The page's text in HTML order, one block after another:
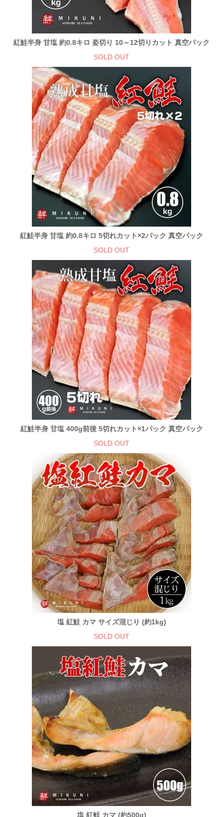
紅鮭半身 甘塩 約0.8キロ 姿切り 10～12切りカット 真空パック
SOLD OUT
紅鮭半身 甘塩 約0.8キロ 5切れカット×2パック 真空パック
SOLD OUT
紅鮭半身 甘塩 400g前後 5切れカット×1パック 真空パック
SOLD OUT
塩 紅鮭 カマ サイズ混じり (約1kg)
SOLD OUT
塩 紅鮭 カマ (約500g)